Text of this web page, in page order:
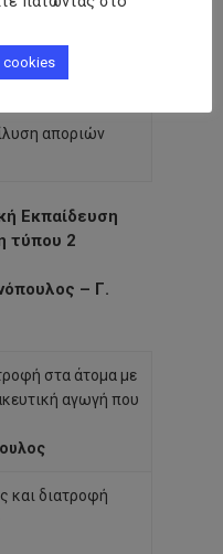
αποριών
Εκπαίδευση
τύπου 2
– Γ.
στα άτομα με
αγωγή που
και διατροφή